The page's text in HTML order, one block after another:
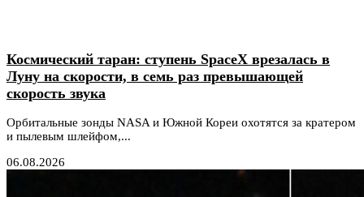
Космический таран: ступень SpaceX врезалась в
Луну на скорости, в семь раз превышающей
скорость звука
Орбитальные зонды NASA и Южной Кореи охотятся за кратером
и пылевым шлейфом,...
06.08.2026